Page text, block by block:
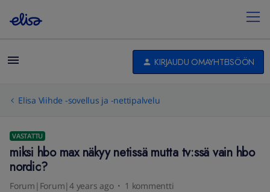
KIRJAUDU OMAYHTEISÖÖN
Elisa Viihde -sovellus ja -nettipalvelu
VASTATTU
miksi hbo max näkyy netissä mutta tv:ssä vain hbo
nordic?
Forum|Forum|4 years ago 1 kommentti